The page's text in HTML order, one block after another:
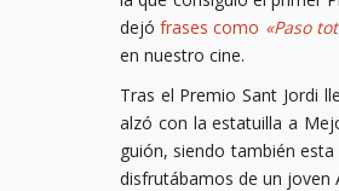
dejófrases como «Paso
en nuestro cine.
Tras el Premio Sant Jordi
alzó con la estatuilla a
guión, siendo también
disfrutábamos de un joven